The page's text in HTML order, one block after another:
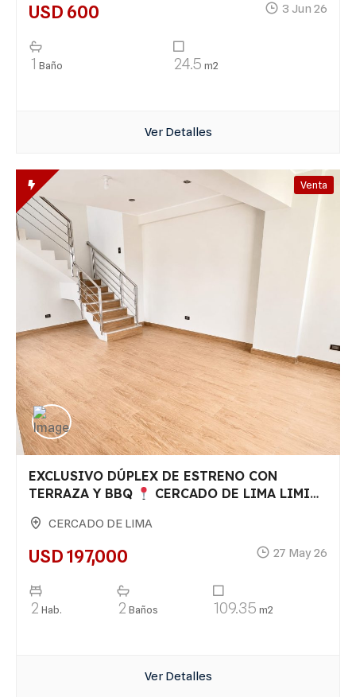
USD 600 3 Jun 26
1 Baño 24.5 m2
Ver Detalles
Venta
EXCLUSIVO DÚPLEX DE ESTRENO CON
TERRAZA Y BBQ
CERCADO DE LIMA
USD 197,000 27 May 26
2 Hab. 2 Baños 109.35m2
Ver Detalles